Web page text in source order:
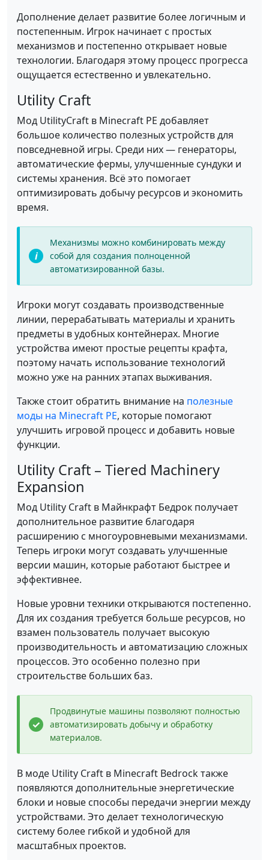
Дополнение делает развитие более логичным и
постепенным. Игрок начинает с простых
механизмов и постепенно открывает новые
технологии. Благодаря этому процесс прогресса
ощущается естественно и увлекательно.
Utility Craft
Мод UtilityCraft в Minecraft PE добавляет
большое количество полезных устройств для
повседневной игры. Среди них — генераторы,
автоматические фермы, улучшенные сундуки и
системы хранения. Всё это помогает
оптимизировать добычу ресурсов и экономить
время.
Механизмы можно комбинировать между
собой для создания полноценной
автоматизированной базы.
Игроки могут создавать производственные
линии, перерабатывать материалы и хранить
предметы в удобных контейнерах. Многие
устройства имеют простые рецепты крафта,
поэтому начать использование технологий
можно уже на ранних этапах выживания.
Также стоит обратить внимание на полезные
моды на Minecraft PE, которые помогают
улучшить игровой процесс и добавить новые
функции.
Utility Craft – Tiered Machinery
Expansion
Мод Utility Craft в Майнкрафт Бедрок получает
дополнительное развитие благодаря
расширению с многоуровневыми механизмами.
Теперь игроки могут создавать улучшенные
версии машин, которые работают быстрее и
эффективнее.
Новые уровни техники открываются постепенно.
Для их создания требуется больше ресурсов, но
взамен пользователь получает высокую
производительность и автоматизацию сложных
процессов. Это особенно полезно при
строительстве больших баз.
Продвинутые машины позволяют полностью
автоматизировать добычу и обработку
материалов.
В моде Utility Craft в Minecraft Bedrock также
появляются дополнительные энергетические
блоки и новые способы передачи энергии между
устройствами. Это делает технологическую
систему более гибкой и удобной для
масштабных проектов.